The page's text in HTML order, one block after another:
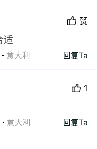
赞
适
意大利 回复Ta
1
意大利 回复Ta